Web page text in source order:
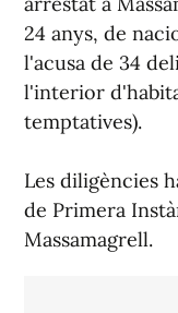
24 anys, de
l'acusa de 34
l'interior
temptatives).
Les diligències
de Primera
Massamagrell.